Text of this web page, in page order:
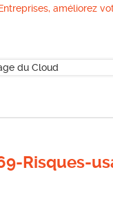
améliorez
Risques-